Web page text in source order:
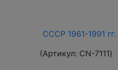
СССР 1961-1991
(Артикул: СN-7111)